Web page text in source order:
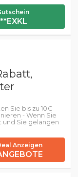
Sie bis zu 10€
- Wenn Sie
und Sie gelangen
Anzeigen